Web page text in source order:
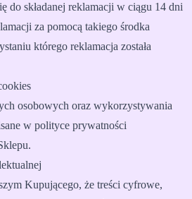
do składanej reklamacji w ciągu 14 dni
za pomocą takiego środka
którego reklamacja została
osobowych oraz wykorzystywania
w polityce prywatności
Kupującego, że treści cyfrowe,